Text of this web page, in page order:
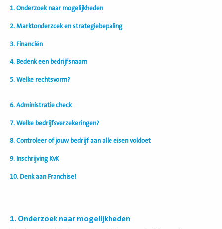
1. Onderzoek naar mogelijkheden
2. Marktonderzoek en strategiebepaling
3. Financiën
4. Bedenk een bedrijfsnaam
5. Welke rechtsvorm?
6. Administratie check
7. Welke bedrijfsverzekeringen?
8. Controleer of jouw bedrijf aan alle eisen voldoet
9. Inschrijving KvK
10. Denk aan Franchise!
1. Onderzoek naar mogelijkheden